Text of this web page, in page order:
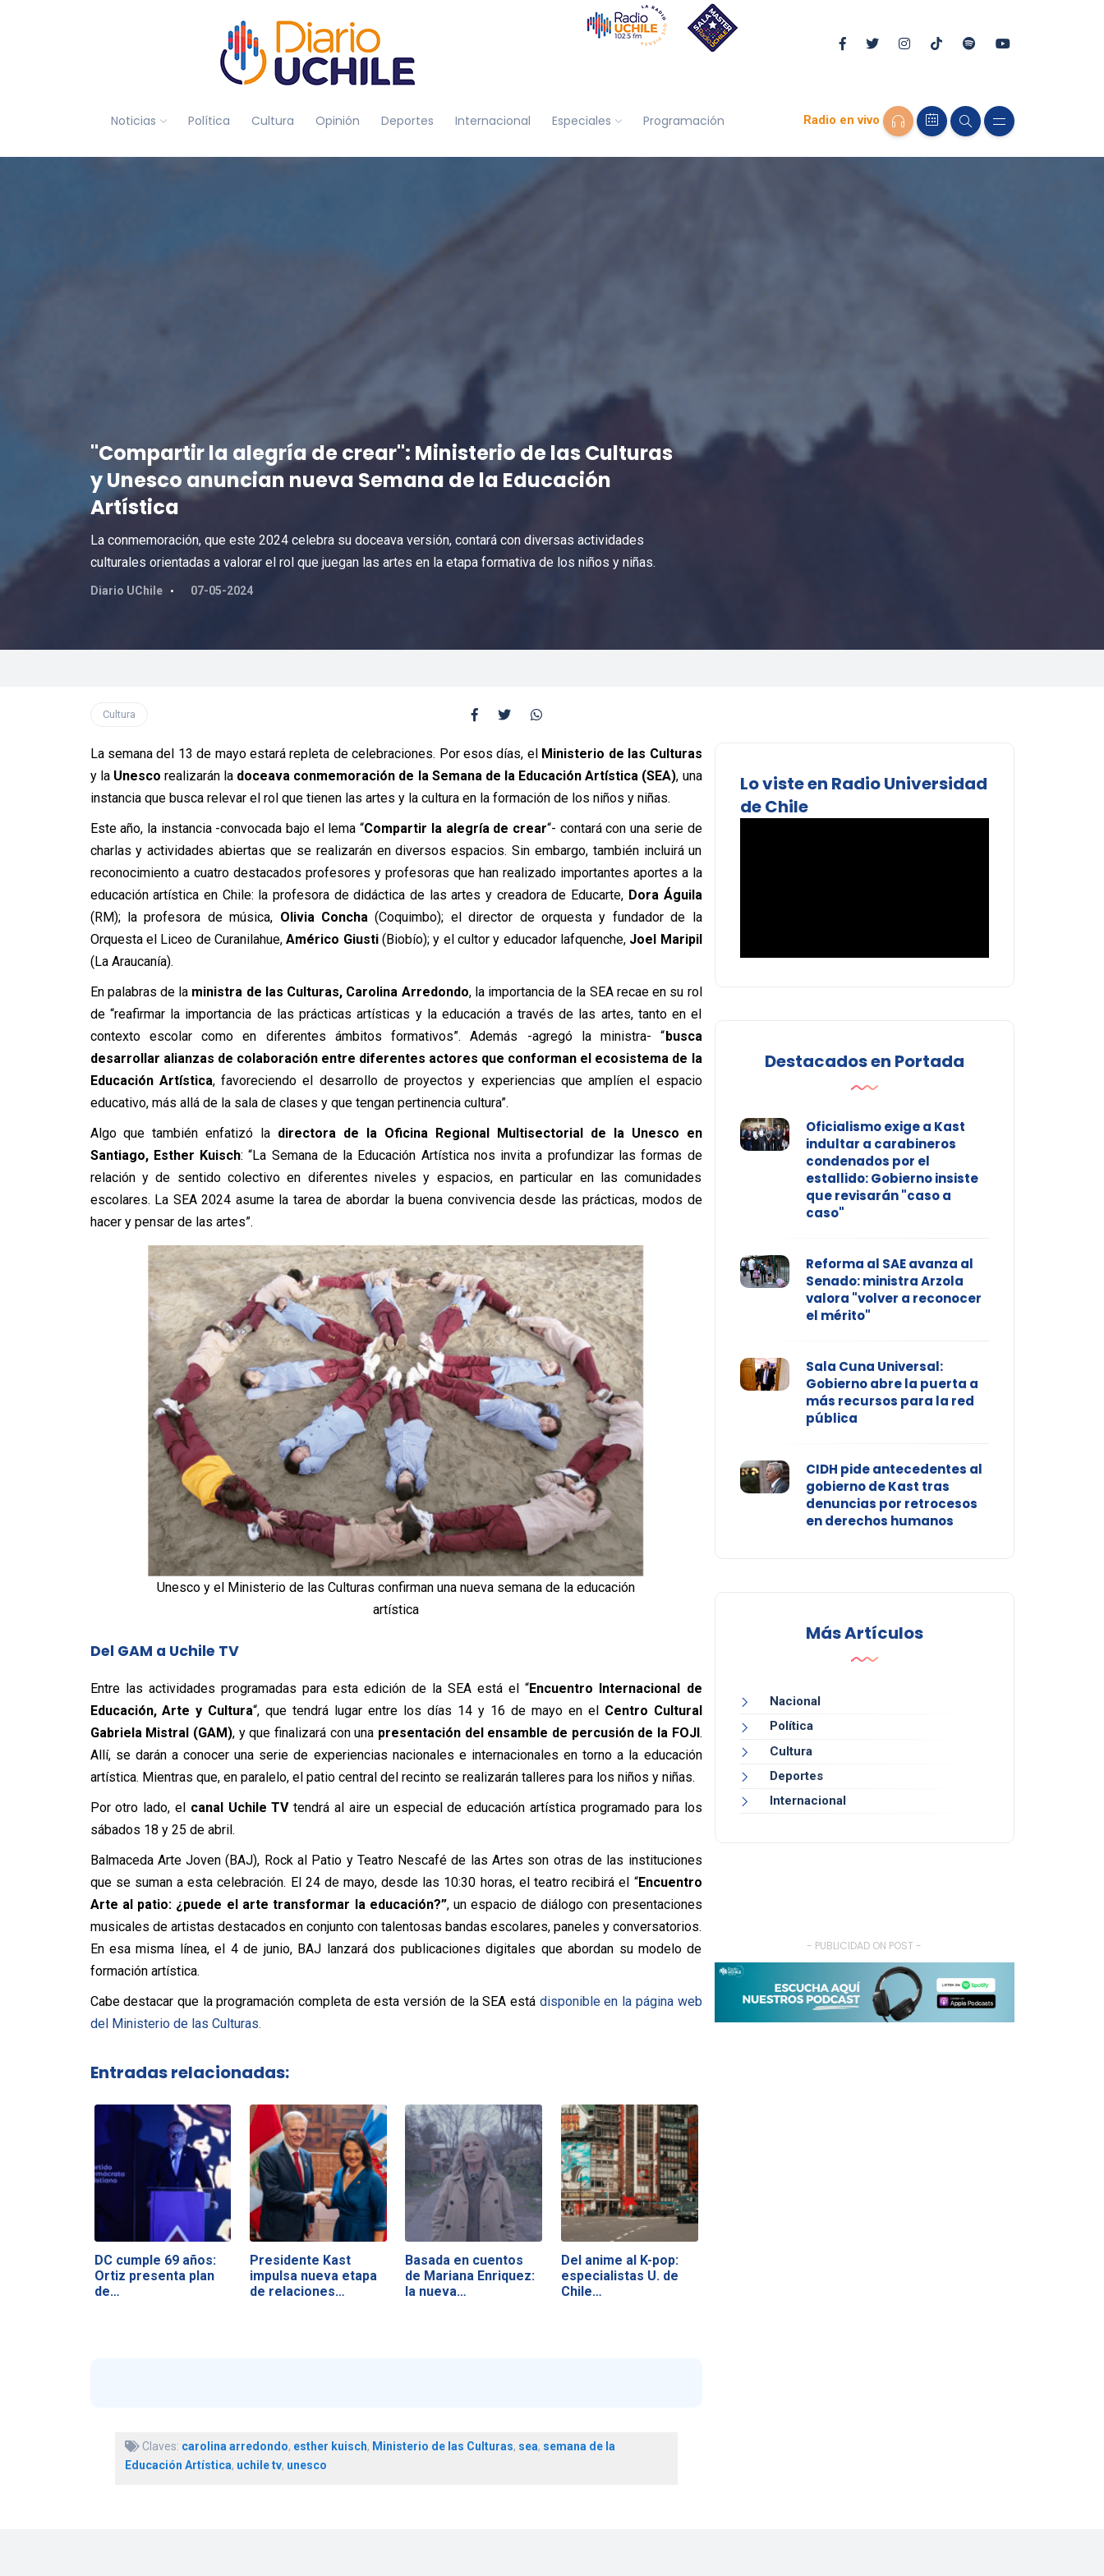
Noticias Política Cultura Opinión Deportes Internacional Especiales Programación Radio en vivo
"Compartir la alegría de crear": Ministerio de las Culturas
y Unesco anuncian nueva Semana de la Educación
Artística
La conmemoración, que este 2024 celebra su doceava versión, contará con diversas actividades
culturales orientadas a valorar el rol que juegan las artes en la etapa formativa de los niños y niñas.
Diario UChile 07-05-2024
Cultura
La semana del 13 de mayo estará repleta de celebraciones. Por esos días, el Ministerio de las Culturas
y la Unesco realizarán la doceava conmemoración de la Semana de la Educación Artística (SEA), una
instancia que busca relevar el rol que tienen las artes y la cultura en la formación de los niños y niñas.
Este año, la instancia -convocada bajo el lema “Compartir la alegría de crear“- contará con una serie de
charlas y actividades abiertas que se realizarán en diversos espacios. Sin embargo, también incluirá un
reconocimiento a cuatro destacados profesores y profesoras que han realizado importantes aportes a la
educación artística en Chile: la profesora de didáctica de las artes y creadora de Educarte, Dora Águila
(RM); la profesora de música, Olivia Concha(Coquimbo); el director de orquesta y fundador de la
Orquesta el Liceo de Curanilahue,Américo Giusti (Biobío); y el cultor y educador lafquenche,Joel Maripil
(La Araucanía).
En palabras de la ministra de las Culturas, Carolina Arredondo, la importancia de la SEA recae en su rol
de “reafirmar la importancia de las prácticas artísticas y la educación a través de las artes, tanto en el
contexto escolar como en diferentes ámbitos formativos”. Además -agregó la ministra- “busca
desarrollar alianzas de colaboración entre diferentes actores que conforman el ecosistema de la
Educación Artística, favoreciendo el desarrollo de proyectos y experiencias que amplíen el espacio
educativo, más allá de la sala de clases y que tengan pertinencia cultura”.
Algo que también enfatizó la directora de la Oficina Regional Multisectorial de la Unesco en
Santiago, Esther Kuisch: “La Semana de la Educación Artística nos invita a profundizar las formas de
relación y de sentido colectivo en diferentes niveles y espacios, en particular en las comunidades
escolares. La SEA 2024 asume la tarea de abordar la buena convivencia desde las prácticas, modos de
hacer y pensar de las artes”.
Unesco y el Ministerio de las Culturas confirman una nueva semana de la educación
artística
Del GAM a Uchile TV
Entre las actividades programadas para esta edición de la SEA está el “Encuentro Internacional de
Educación, Arte y Cultura“, que tendrá lugar entre los días 14 y 16 de mayo en el Centro Cultural
Gabriela Mistral (GAM), y que finalizará con una presentación del ensamble de percusión de la FOJI.
Allí, se darán a conocer una serie de experiencias nacionales e internacionales en torno a la educación
artística. Mientras que, en paralelo, el patio central del recinto se realizarán talleres para los niños y niñas.
Por otro lado, el canal Uchile TVtendrá al aire un especial de educación artística programado para los
sábados 18 y 25 de abril.
Balmaceda Arte Joven (BAJ), Rock al Patio y Teatro Nescafé de las Artes son otras de las instituciones
que se suman a esta celebración. El 24 de mayo, desde las 10:30 horas, el teatro recibirá el “Encuentro
Arte al patio: ¿puede el arte transformar la educación?”, un espacio de diálogo con presentaciones
musicales de artistas destacados en conjunto con talentosas bandas escolares, paneles y conversatorios.
En esa misma línea, el 4 de junio, BAJ lanzará dos publicaciones digitales que abordan su modelo de
formación artística.
Cabe destacar que la programación completa de esta versión de la SEA está disponible en la página web
del Ministerio de las Culturas.
Entradas relacionadas:
DC cumple 69 años:
Ortiz presenta plan
de…
Presidente Kast
impulsa nueva etapa
de relaciones…
Basada en cuentos
de Mariana Enriquez:
la nueva…
Del anime al K-pop:
especialistas U. de
Chile…
Claves: carolina arredondo, esther kuisch, Ministerio de las Culturas, sea, semana de la
Educación Artística, uchile tv, unesco
Lo viste en Radio Universidad
de Chile
Destacados en Portada
Oficialismo exige a Kast
indultar a carabineros
condenados por el
estallido: Gobierno insiste
que revisarán "caso a
caso"
Reforma al SAE avanza al
Senado: ministra Arzola
valora "volver a reconocer
el mérito"
Sala Cuna Universal:
Gobierno abre la puerta a
más recursos para la red
pública
CIDH pide antecedentes al
gobierno de Kast tras
denuncias por retrocesos
en derechos humanos
Más Artículos
Nacional
Política
Cultura
Deportes
Internacional
- PUBLICIDAD ON POST -